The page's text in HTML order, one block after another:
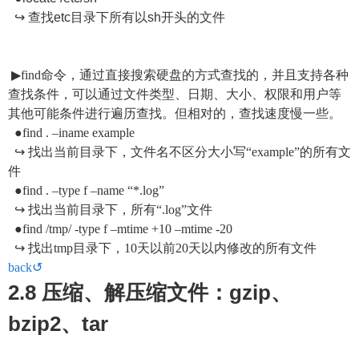
↪ 查找etc目录下所有以sh开头的文件
▶find命令，通过直接搜索硬盘的方式查找的，并且支持各种
查找条件，可以通过文件类型、日期、大小、权限和用户等
其他可能条件进行遍历查找。但相对的，查找速度慢一些。
●find . –iname example
↪ 找出当前目录下，文件名不区分大小写“example”的所有文
件
●find . –type f –name “*.log”
↪ 找出当前目录下，所有“.log”文件
●find /tmp/ -type f –mtime +10 –mtime -20
↪ 找出tmp目录下，10天以前20天以内修改的所有文件
back↺
2.8 压缩、解压缩文件：gzip、
bzip2、tar